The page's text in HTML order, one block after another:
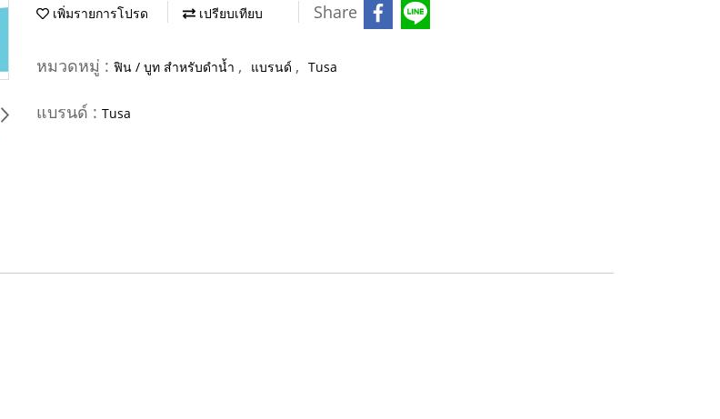
เพิ่มรายการโปรด เปรียบเทียบ Share
หมวดหมู่ : ฟิน / บูท สำหรับดำน้ำ , แบรนด์ , Tusa
แบรนด์ : Tusa